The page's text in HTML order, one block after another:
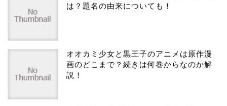
は？題名の由来についても！
オオカミ少女と黒王子のアニメは原作漫
画のどこまで？続きは何巻からなのか解
説！